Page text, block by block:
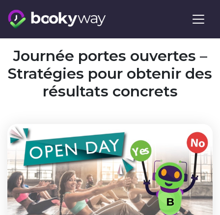
content
Journée portes ouvertes –
Stratégies pour obtenir des
résultats concrets